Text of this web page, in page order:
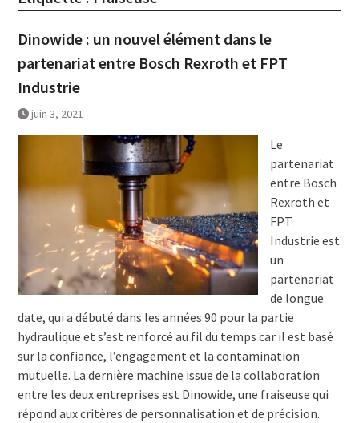
Dinowide : un nouvel élément dans le
partenariat entre Bosch Rexroth et FPT
Industrie
juin 3, 2021
Le
partenariat
entre Bosch
Rexroth et
FPT
Industrie est
un
partenariat
de longue
date, qui a débuté dans les années 90 pour la partie
hydraulique et s’est renforcé au fil du temps car il est basé
sur la confiance, l’engagement et la contamination
mutuelle. La dernière machine issue de la collaboration
entre les deux entreprises est Dinowide, une fraiseuse qui
répond aux critères de personnalisation et de précision.